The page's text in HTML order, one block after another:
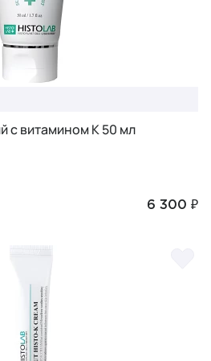
с витамином К 50 мл
6 300 ₽